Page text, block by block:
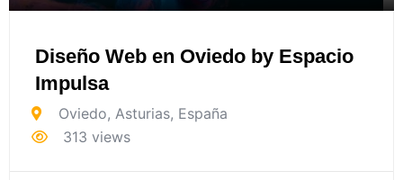
Diseño Web en Oviedo by Espacio
Impulsa
Oviedo, Asturias, España
313 views